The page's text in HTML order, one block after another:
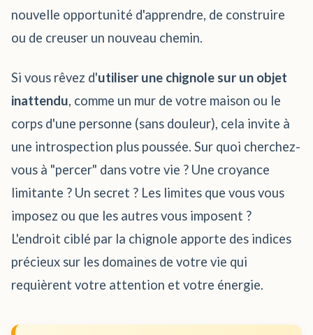
nouvelle opportunité d'apprendre, de construire
ou de creuser un nouveau chemin.
Si vous rêvez d'utiliser une chignole sur un objet
inattendu, comme un mur de votre maison ou le
corps d'une personne (sans douleur), cela invite à
une introspection plus poussée. Sur quoi cherchez-
vous à "percer" dans votre vie ? Une croyance
limitante ? Un secret ? Les limites que vous vous
imposez ou que les autres vous imposent ?
L'endroit ciblé par la chignole apporte des indices
précieux sur les domaines de votre vie qui
requièrent votre attention et votre énergie.